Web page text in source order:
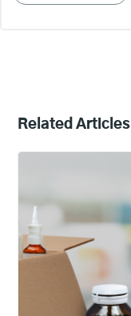
Related Articles